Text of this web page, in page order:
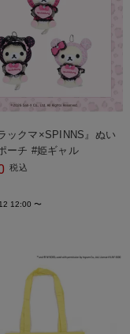
ックマ×SPINNS』ぬい
ーチ #姫ギャル
税込
12:00 〜